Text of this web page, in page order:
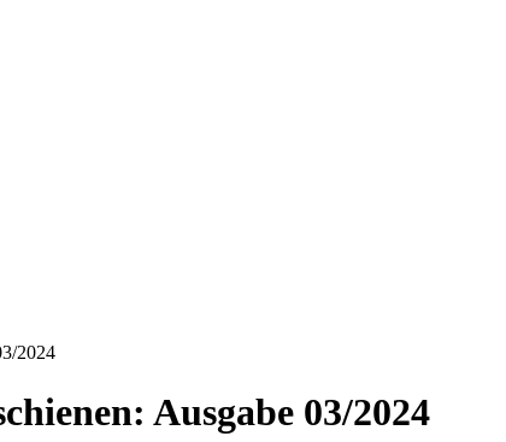
2024
Ausgabe 03/2024